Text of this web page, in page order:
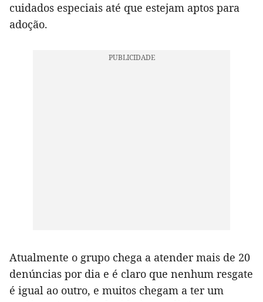
cuidados especiais até que estejam aptos para
adoção.
Atualmente o grupo chega a atender mais de 20
denúncias por dia e é claro que nenhum resgate
é igual ao outro, e muitos chegam a ter um